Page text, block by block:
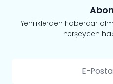
Yeniliklerden haberdar
herşeyden